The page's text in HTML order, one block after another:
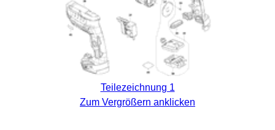
Teilezeichnung 1
Zum Vergrößern anklicken